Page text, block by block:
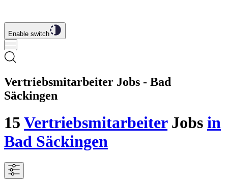
Enable switch
Vertriebsmitarbeiter Jobs - Bad
Säckingen
15 VertriebsmitarbeiterJobs in
Bad Säckingen